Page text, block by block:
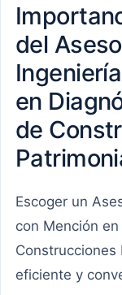
del
en
de
Escoger un
con Mención
Construcciones
eficiente y